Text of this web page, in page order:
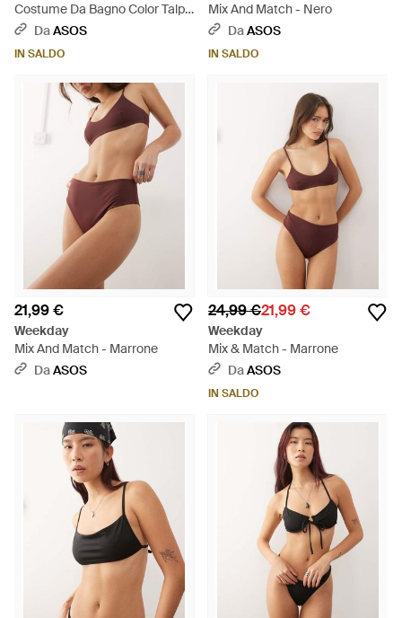
Costume Da Bagno Color Talpa
Scuro Con Incrocio E Scollo
DaASOS
IN SALDO
Mix And Match - Nero
DaASOS
IN SALDO
21,99 €
Weekday
Mix And Match - Marrone
DaASOS
24,99 €21,99 €
Weekday
Mix & Match - Marrone
DaASOS
IN SALDO